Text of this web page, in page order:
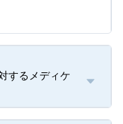
するメディケ